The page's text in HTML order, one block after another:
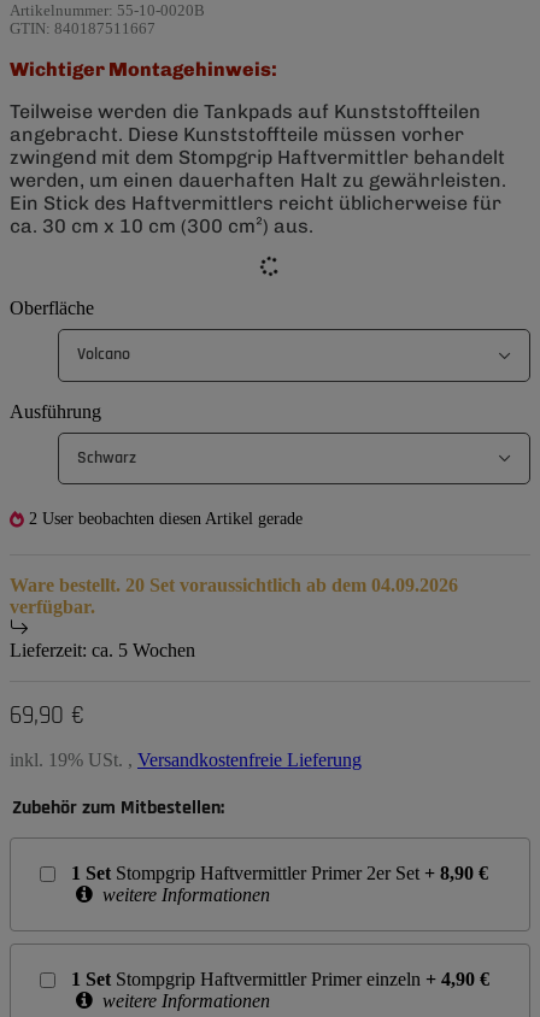
Artikelnummer: 55-10-0020B
GTIN: 840187511667
Wichtiger Montagehinweis:
Teilweise werden die Tankpads auf Kunststoffteilen
angebracht. Diese Kunststoffteile müssen vorher
zwingend mit dem Stompgrip Haftvermittler behandelt
werden, um einen dauerhaften Halt zu gewährleisten.
Ein Stick des Haftvermittlers reicht üblicherweise für
ca. 30 cm x 10 cm (300 cm²) aus.
Oberfläche
Volcano
Ausführung
Schwarz
2 User beobachten diesen Artikel gerade
Ware bestellt. 20 Set voraussichtlich ab dem 04.09.2026
verfügbar.
Lieferzeit: ca. 5 Wochen
69,90 €
inkl. 19% USt. , Versandkostenfreie Lieferung
Zubehör zum Mitbestellen:
1 Set Stompgrip Haftvermittler Primer 2er Set + 8,90 €
weitere Informationen
1 Set Stompgrip Haftvermittler Primer einzeln + 4,90 €
weitere Informationen